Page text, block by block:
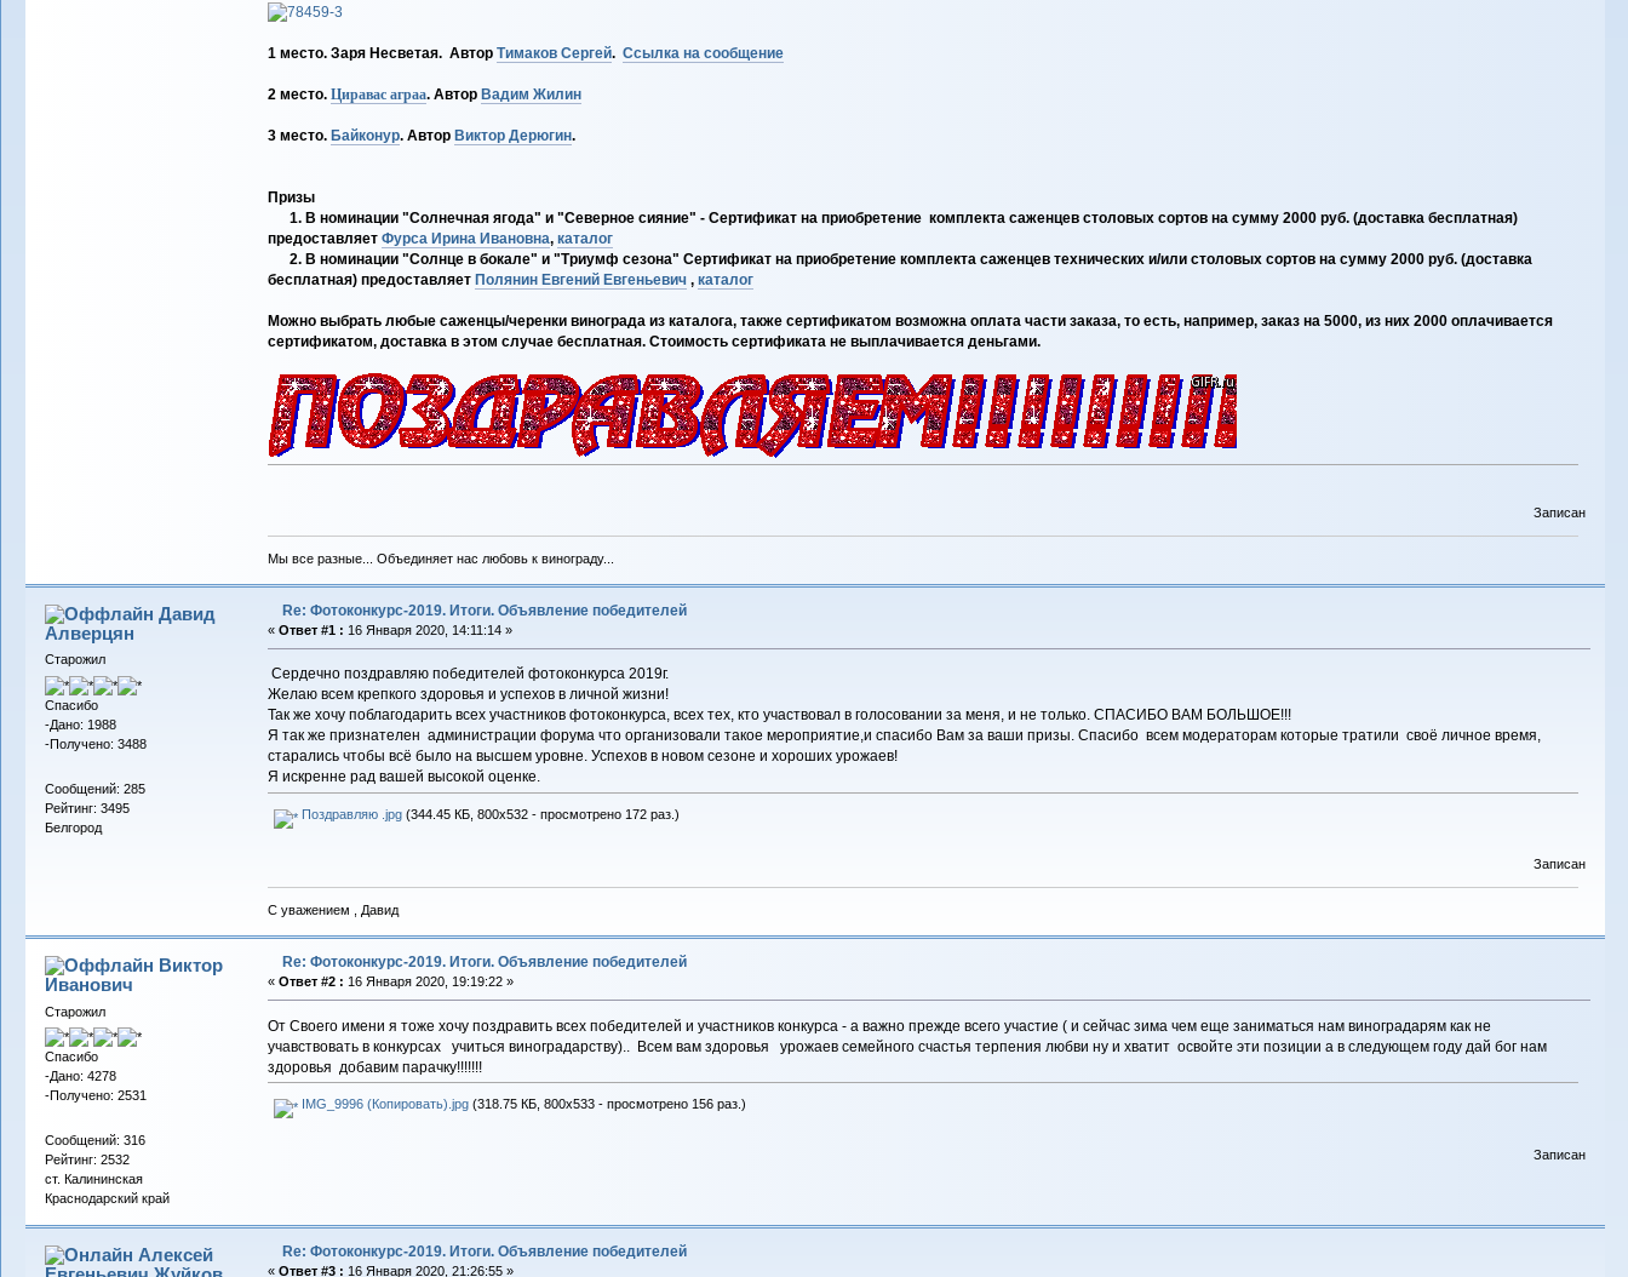
1 место. Заря Несветая. Автор Тимаков Сергей. Ссылка на сообщение
2 место. Циравас аграа. Автор Вадим Жилин
3 место. Байконур. Автор Виктор Дерюгин.
Призы
1. В номинации "Солнечная ягода" и "Северное сияние" - Сертификат на приобретение комплекта саженцев столовых сортов на сумму 2000 руб. (доставка бесплатная)
предоставляет Фурса Ирина Ивановна, каталог
2. В номинации "Солнце в бокале" и "Триумф сезона" Сертификат на приобретение комплекта саженцев технических и/или столовых сортов на сумму 2000 руб. (доставка
бесплатная) предоставляет Полянин Евгений Евгеньевич, каталог
Можно выбрать любые саженцы/черенки винограда из каталога, также сертификатом возможна оплата части заказа, то есть, например, заказ на 5000, из них 2000 оплачивается
сертификатом, доставка в этом случае бесплатная. Стоимость сертификата не выплачивается деньгами.
Записан
Мы все разные... Объединяет нас любовь к винограду...
Давид
Алверцян
Старожил
Спасибо
-Дано: 1988
-Получено: 3488
Сообщений: 285
Рейтинг: 3495
Белгород
Re: Фотоконкурс-2019. Итоги. Объявление победителей
« Ответ #1 : 16 Января 2020, 14:11:14 »
Сердечно поздравляю победителей фотоконкурса 2019г.
Желаю всем крепкого здоровья и успехов в личной жизни!
Так же хочу поблагодарить всех участников фотоконкурса, всех тех, кто участвовал в голосовании за меня, и не только. СПАСИБО ВАМ БОЛЬШОЕ!!!
Я так же признателен администрации форума что организовали такое мероприятие,и спасибо Вам за ваши призы. Спасибо всем модераторам которые тратили своё личное время,
старались чтобы всё было на высшем уровне. Успехов в новом сезоне и хороших урожаев!
Я искренне рад вашей высокой оценке.
Поздравляю .jpg(344.45 КБ, 800x532 - просмотрено 172 раз.)
Записан
С уважением , Давид
Виктор
Иванович
Старожил
Спасибо
-Дано: 4278
-Получено: 2531
Сообщений: 316
Рейтинг: 2532
ст. Калининская
Краснодарский край
Re: Фотоконкурс-2019. Итоги. Объявление победителей
« Ответ #2 : 16 Января 2020, 19:19:22 »
От Своего имени я тоже хочу поздравить всех победителей и участников конкурса - а важно прежде всего участие ( и сейчас зима чем еще заниматься нам виноградарям как не
учавствовать в конкурсах учиться виноградарству).. Всем вам здоровья урожаев семейного счастья терпения любви ну и хватит освойте эти позиции а в следующем году дай бог нам
здоровья добавим парачку!!!!!!!
IMG_9996 (Копировать).jpg(318.75 КБ, 800x533 - просмотрено 156 раз.)
Записан
Алексей
Re: Фотоконкурс-2019. Итоги. Объявление победителей
« Ответ #3 : 16 Января 2020, 21:26:55 »